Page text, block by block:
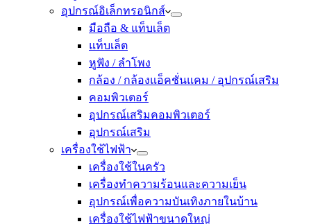
อุปกรณ์อิเล็กทรอนิกส์
มือถือ & แท็บเล็ต
แท็บเล็ต
หูฟัง / ลำโพง
กล้อง / กล้องแอ็คชั่นแคม / อุปกรณ์เสริม
คอมพิวเตอร์
อุปกรณ์เสริมคอมพิวเตอร์
อุปกรณ์เสริม
เครื่องใช้ไฟฟ้า
เครื่องใช้ในครัว
เครื่องทำความร้อนและความเย็น
อุปกรณ์เพื่อความบันเทิงภายในบ้าน
เครื่องใช้ไฟฟ้าขนาดใหญ่